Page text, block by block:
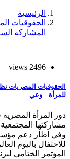
الرئيسية
الحقوقيات
المشاركة
2496 views
الحقوقيات المصريات
للمرأة – وعي
دور المرأة
وفي اطار دعم
للاحتفال باليوم
المؤتمر الختامي